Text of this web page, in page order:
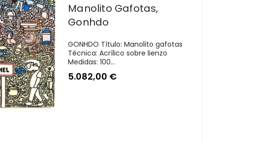
Manolito Gafotas,
Gonhdo
GONHDO Título: Manolito gafotas
Técnica: Acrílico sobre lienzo
Medidas: 100...
5.082,00 €